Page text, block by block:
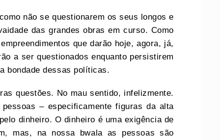
não se questionarem os seus longos e
das grandes obras em curso. Como
que darão hoje, agora, já,
a ser questionados enquanto persistirem
bondade dessas políticas.
questões. No mau sentido, infelizmente.
– especificamente figuras da alta
dinheiro. O dinheiro é uma exigência de
mas, na nossa bwala as pessoas são